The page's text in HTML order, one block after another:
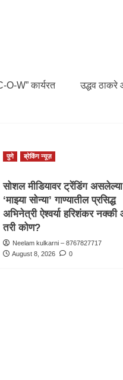
W” कार्यरत
उद्धव ठाकरे
पुणे ब्रेकिंग न्यूज़
सोशल मीडियावर ट्रेंडिंग असलेल्या
‘माझ्या सोन्या’ गाण्यातील प्रसिद्ध
अभिनेत्री ऐश्वर्या हरिशंकर
तरी कोण?
Neelam kulkarni – 8767827717
August 8, 2026
0